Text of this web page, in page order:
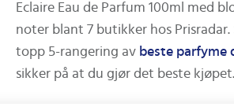
Eclaire Eau de Parfum 100ml med
noter blant 7 butikker hos Prisradar.
topp 5-rangering av beste parfyme
sikker på at du gjør det beste kjøpet.